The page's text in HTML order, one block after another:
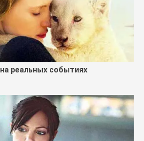
реальных событиях